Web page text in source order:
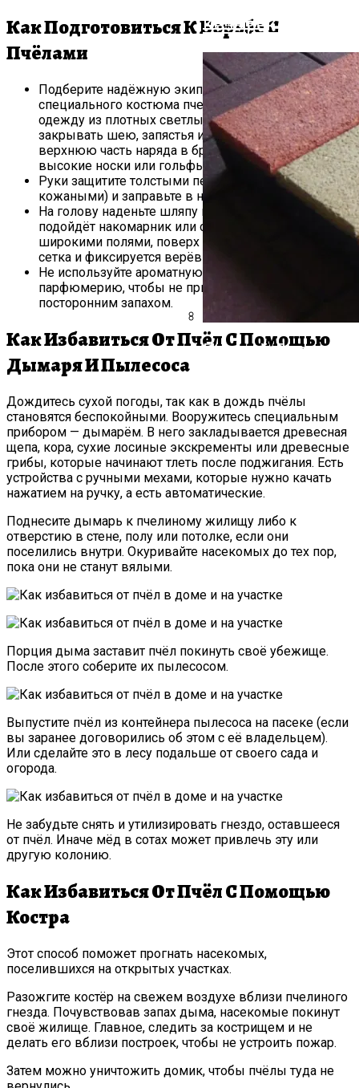
Ванны?
Прямой Диван:
Козырек Над
Резиновые
Как Подготовиться К Борьбе С
Пчёлами
Подберите надёжную экипировку. Если у вас нет
специального костюма пчеловода, наденьте
одежду из плотных светлых тканей, которая будет
закрывать шею, запястья и щиколотки. Заправьте
верхнюю часть наряда в брюки, а штанины — в
высокие носки или гольфы.
Руки защитите толстыми перчатками (например,
кожаными) и заправьте в них рукава.
На голову наденьте шляпу пчеловода. Также
подойдёт накомарник или обычный убор с
широкими полями, поверх которого накидывается
сетка и фиксируется верёвкой или лентой на шее.
Не используйте ароматную косметику или
парфюмерию, чтобы не привлекать пчёл
посторонним запахом.
Как Избавиться От Пчёл С Помощью
Дымаря И Пылесоса
Дождитесь сухой погоды, так как в дождь пчёлы
становятся беспокойными. Вооружитесь специальным
прибором — дымарём. В него закладывается древесная
щепа, кора, сухие лосиные экскременты или древесные
грибы, которые начинают тлеть после поджигания. Есть
устройства с ручными мехами, которые нужно качать
нажатием на ручку, а есть автоматические.
Поднесите дымарь к пчелиному жилищу либо к
отверстию в стене, полу или потолке, если они
поселились внутри. Окуривайте насекомых до тех пор,
пока они не станут вялыми.
Порция дыма заставит пчёл покинуть своё убежище.
После этого соберите их пылесосом.
Выпустите пчёл из контейнера пылесоса на пасеке (если
вы заранее договорились об этом с её владельцем).
Или сделайте это в лесу подальше от своего сада и
огорода.
Не забудьте снять и утилизировать гнездо, оставшееся
от пчёл. Иначе мёд в сотах может привлечь эту или
другую колонию.
Как Избавиться От Пчёл С Помощью
Костра
Этот способ поможет прогнать насекомых,
поселившихся на открытых участках.
Разожгите костёр на свежем воздухе вблизи пчелиного
гнезда. Почувствовав запах дыма, насекомые покинут
своё жилище. Главное, следить за кострищем и не
делать его вблизи построек, чтобы не устроить пожар.
Затем можно уничтожить домик, чтобы пчёлы туда не